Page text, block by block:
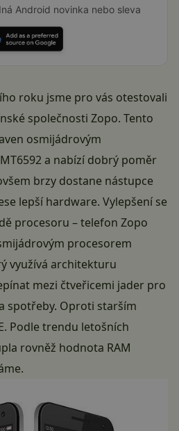
Android novinka nebo sleva
roku jsme pro vás otestovali
společnosti Zopo. Tento
osmijádrovým
a nabízí dobrý poměr
brzy dostane nástupce
lepší hardware. Vylepšení se
procesoru – telefon Zopo
procesorem
využívá architekturu
mezi čtveřicemi jader pro
spotřeby. Oproti starším
Podle trendu letošních
rovněž hodnota RAM